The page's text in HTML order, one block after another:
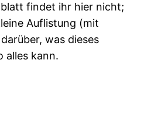
findet ihr hier nicht;
Auflistung (mit
was dieses
alles kann.